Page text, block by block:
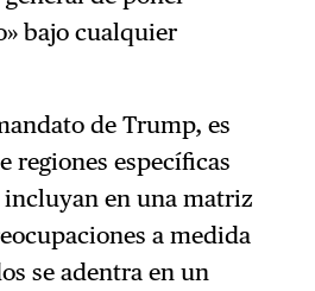
bajo cualquier
de Trump, es
regiones específicas
en una matriz
a medida
se adentra en un